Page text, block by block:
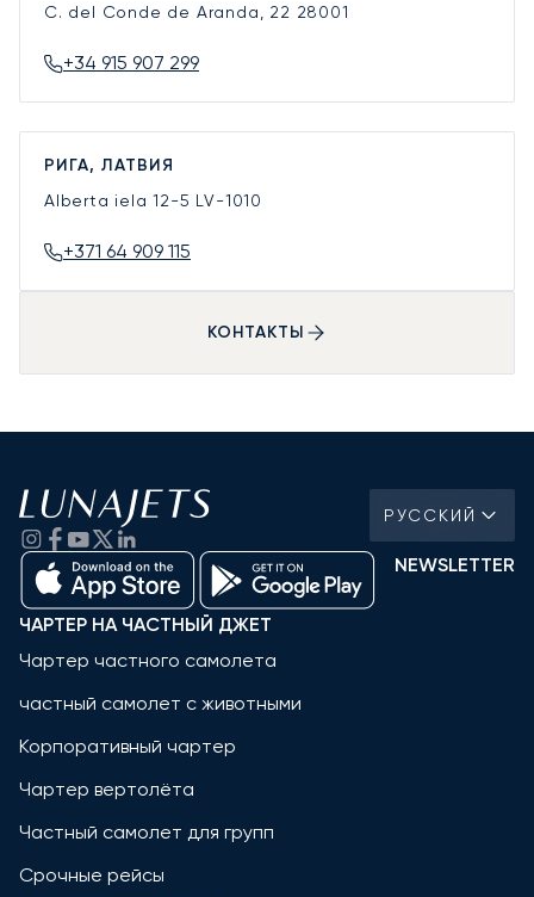
C. del Conde de Aranda, 22 28001
+34 915 907 299
РИГА, ЛАТВИЯ
Alberta iela 12-5 LV-1010
+371 64 909 115
КОНТАКТЫ
РУССКИЙ
NEWSLETTER
ЧАРТЕР НА ЧАСТНЫЙ ДЖЕТ
Чартер частного самолета
частный самолет с животными
Корпоративный чартер
Чартер вертолёта
Частный самолет для групп
Срочные рейсы